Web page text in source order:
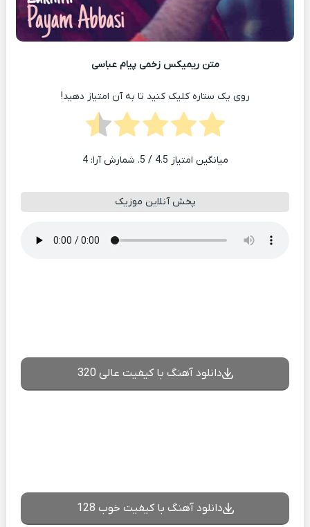
متن ریمیکس زخمی پیام عباسی
روی یک ستاره کلیک کنید تا به آن امتیاز دهید!
میانگین امتیاز 4.5 / 5. شمارش آرا: 4
پخش آنلاین موزیک
دانلود آهنگ با کیفیت عالی 320
دانلود آهنگ با کیفیت خوب 128